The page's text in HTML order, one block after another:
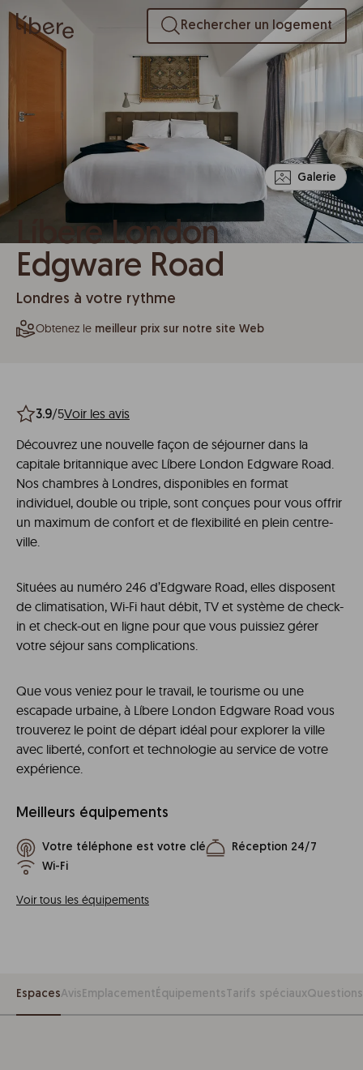
Rechercher un logement
Galerie
Líbere London
Edgware Road
Londres à votre rythme
Obtenez le meilleur prix sur notre site Web
3.9/5Voir les avis
Découvrez une nouvelle façon de séjourner dans la
capitale britannique avec Líbere London Edgware Road.
Nos chambres à Londres, disponibles en format
individuel, double ou triple, sont conçues pour vous offrir
un maximum de confort et de flexibilité en plein centre-
ville.
Situées au numéro 246 d’Edgware Road, elles disposent
de climatisation, Wi-Fi haut débit, TV et système de check-
in et check-out en ligne pour que vous puissiez gérer
votre séjour sans complications.
Que vous veniez pour le travail, le tourisme ou une
escapade urbaine, à Líbere London Edgware Road vous
trouverez le point de départ idéal pour explorer la ville
avec liberté, confort et technologie au service de votre
expérience.
Meilleurs équipements
Votre téléphone est votre clé
Réception 24/7
Wi-Fi
Voir tous les équipements
EspacesAvisEmplacementÉquipements Tarifs spéciaux